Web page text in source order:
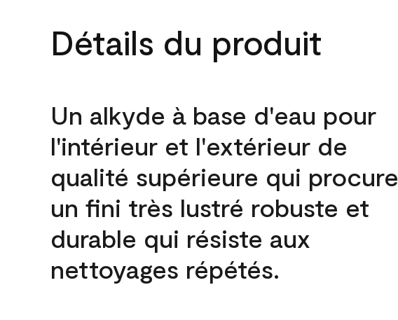
Détails du produit
Un alkyde à base d'eau pour
l'intérieur et l'extérieur de
qualité supérieure qui procure
un fini très lustré robuste et
durable qui résiste aux
nettoyages répétés.